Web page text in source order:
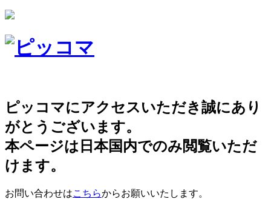
ピッコマにアクセスいただき誠にあり
がとうございます。
本ページは日本国内でのみ閲覧いただ
けます。
お問い合わせはこちらからお願いいたします。